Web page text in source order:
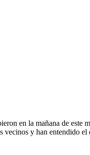
en la mañana de este
y han entendido